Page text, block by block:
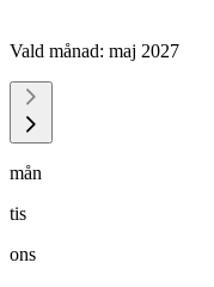
Vald månad: maj 2027
mån
tis
ons